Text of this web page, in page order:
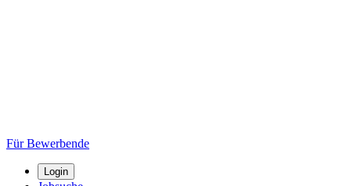
Für Bewerbende
Login